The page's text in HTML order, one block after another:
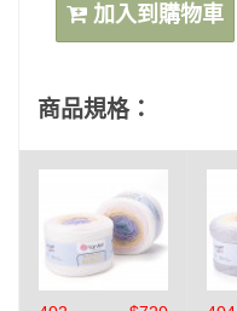
加入到購物車
商品規格：